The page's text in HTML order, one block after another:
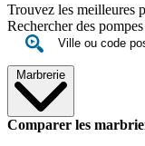
Trouvez les meilleures
Rechercher des
Marbrerie
Comparer les